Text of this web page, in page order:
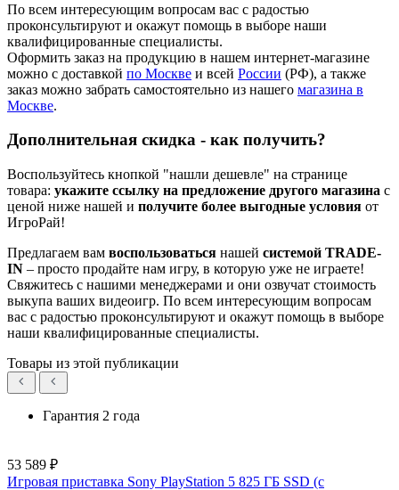
По всем интересующим вопросам вас с радостью
проконсультируют и окажут помощь в выборе наши
квалифицированные специалисты.
Оформить заказ на продукцию в нашем интернет-магазине
можно с доставкой по Москве и всей России (РФ), а также
заказ можно забрать самостоятельно из нашего магазина в
Москве.
Дополнительная скидка - как получить?
Воспользуйтесь кнопкой "нашли дешевле" на странице
товара: укажите ссылку на предложение другого магазина с
ценой ниже нашей и получите более выгодные условия от
ИгроРай!
Предлагаем вам воспользоваться нашей системой TRADE-
IN – просто продайте нам игру, в которую уже не играете!
Свяжитесь с нашими менеджерами и они озвучат стоимость
выкупа ваших видеоигр. По всем интересующим вопросам
вас с радостью проконсультируют и окажут помощь в выборе
наши квалифицированные специалисты.
Товары из этой публикации
Гарантия 2 года
53 589 ₽
Игровая приставка Sony PlayStation 5 825 ГБ SSD (c